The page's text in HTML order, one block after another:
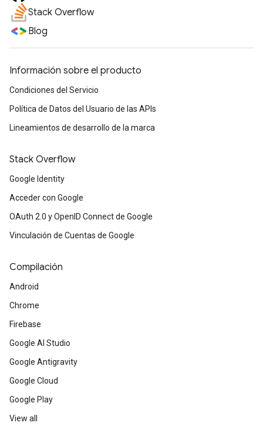
Stack Overflow
Blog
Información sobre el producto
Condiciones del Servicio
Política de Datos del Usuario de las APIs
Lineamientos de desarrollo de la marca
Stack Overflow
Google Identity
Acceder con Google
OAuth 2.0 y OpenID Connect de Google
Vinculación de Cuentas de Google
Compilación
Android
Chrome
Firebase
Google AI Studio
Google Antigravity
Google Cloud
Google Play
View all